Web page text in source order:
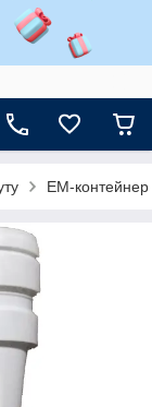
ЕМ-контейнер